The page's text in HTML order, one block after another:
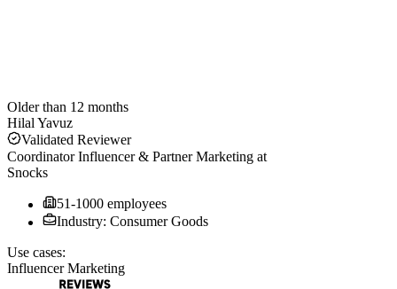
Older than 12 months
Hilal Yavuz
Validated Reviewer
Coordinator Influencer & Partner Marketing at
Snocks
51-1000 employees
Industry: Consumer Goods
Use cases:
Influencer Marketing